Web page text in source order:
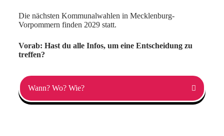
Die nächsten Kommunalwahlen in Mecklenburg-
Vorpommern finden 2029 statt.
Vorab: Hast du alle Infos, um eine Entscheidung zu
treffen?
Wann? Wo? Wie?